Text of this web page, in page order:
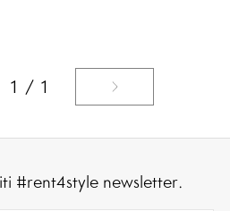
1 / 1
#rent4style newsletter.